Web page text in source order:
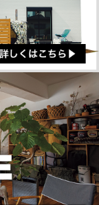
情報，位置
および特
ービスを利
ます。
）
，以下のと
修正，利用
名，住所，
されたサー
金などに